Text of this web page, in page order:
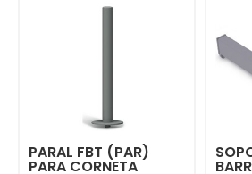
PARAL FBT (PAR)
PARA CORNETA